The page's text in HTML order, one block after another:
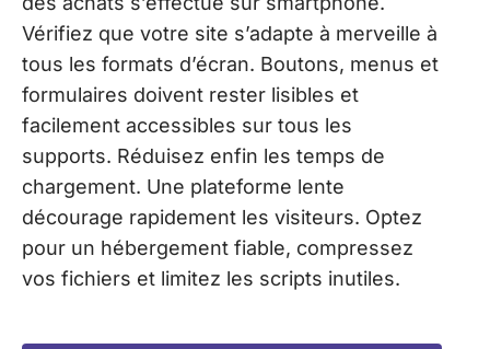
Vérifiez que votre site s’adapte à merveille à
tous les formats d’écran. Boutons, menus et
formulaires doivent rester lisibles et
facilement accessibles sur tous les
supports. Réduisez enfin les temps de
chargement. Une plateforme lente
décourage rapidement les visiteurs. Optez
pour un hébergement fiable, compressez
vos fichiers et limitez les scripts inutiles.